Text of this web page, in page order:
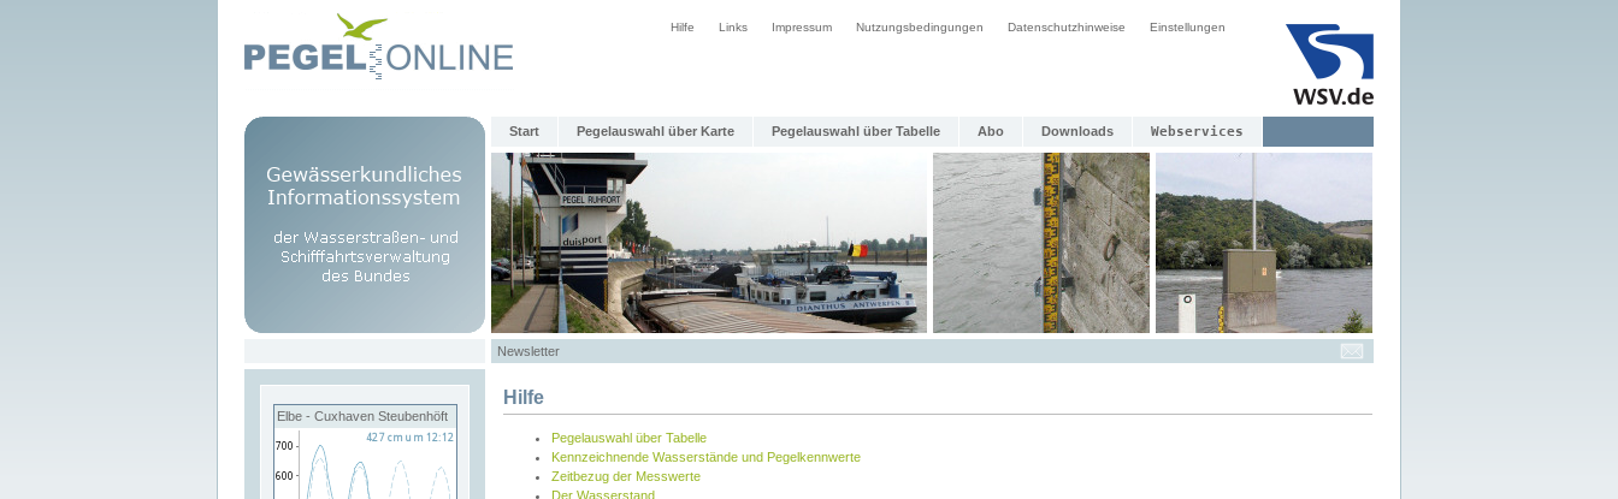
Hilfe Links Impressum Nutzungsbedingungen Datenschutzhinweise Einstellungen
Start Pegelauswahl über Karte Pegelauswahl über Tabelle Abo Downloads Webservices
Newsletter
Elbe - Cuxhaven Steubenhöft
Hilfe
Pegelauswahl über Tabelle
Kennzeichnende Wasserstände und Pegelkennwerte
Zeitbezug der Messwerte
Der Wasserstand